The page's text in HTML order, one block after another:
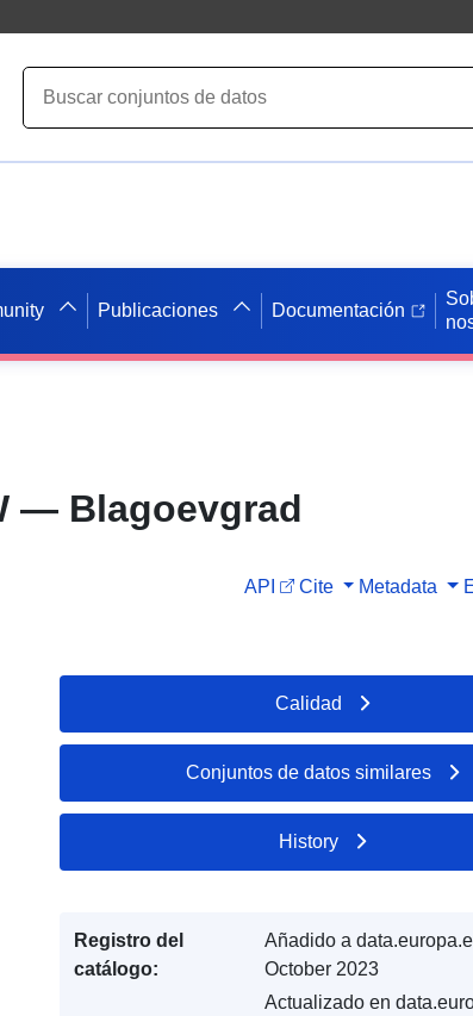
Publicaciones Documentación
— Blagoevgrad
API Cite Metadata
Calidad
Conjuntos de datos similares
History
Registro del
catálogo:
Añadido a
October 2023
Actualizado en